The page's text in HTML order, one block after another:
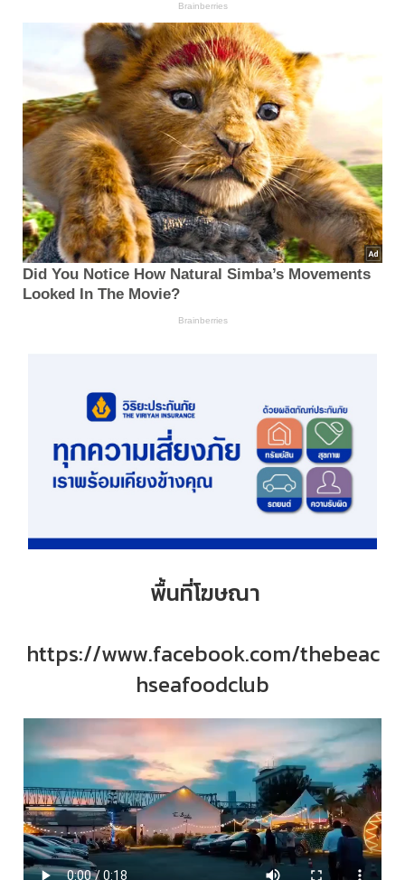
พื้นที่โฆษณา
https://www.facebook.com/thebeac
hseafoodclub